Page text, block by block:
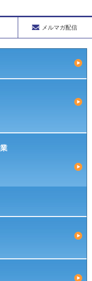
メルマガ配信